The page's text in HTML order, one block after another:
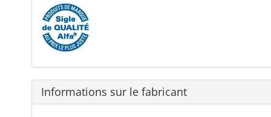
Informations sur le fabricant